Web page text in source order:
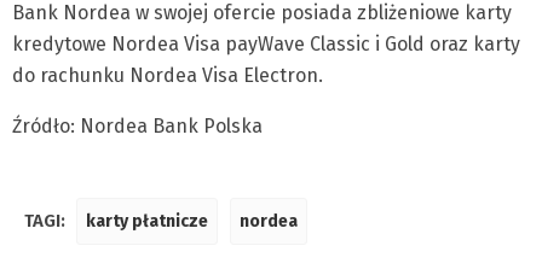
Bank Nordea w swojej ofercie posiada zbliżeniowe karty
kredytowe Nordea Visa payWave Classic i Gold oraz karty
do rachunku Nordea Visa Electron.
Źródło: Nordea Bank Polska
TAGI: karty płatnicze nordea